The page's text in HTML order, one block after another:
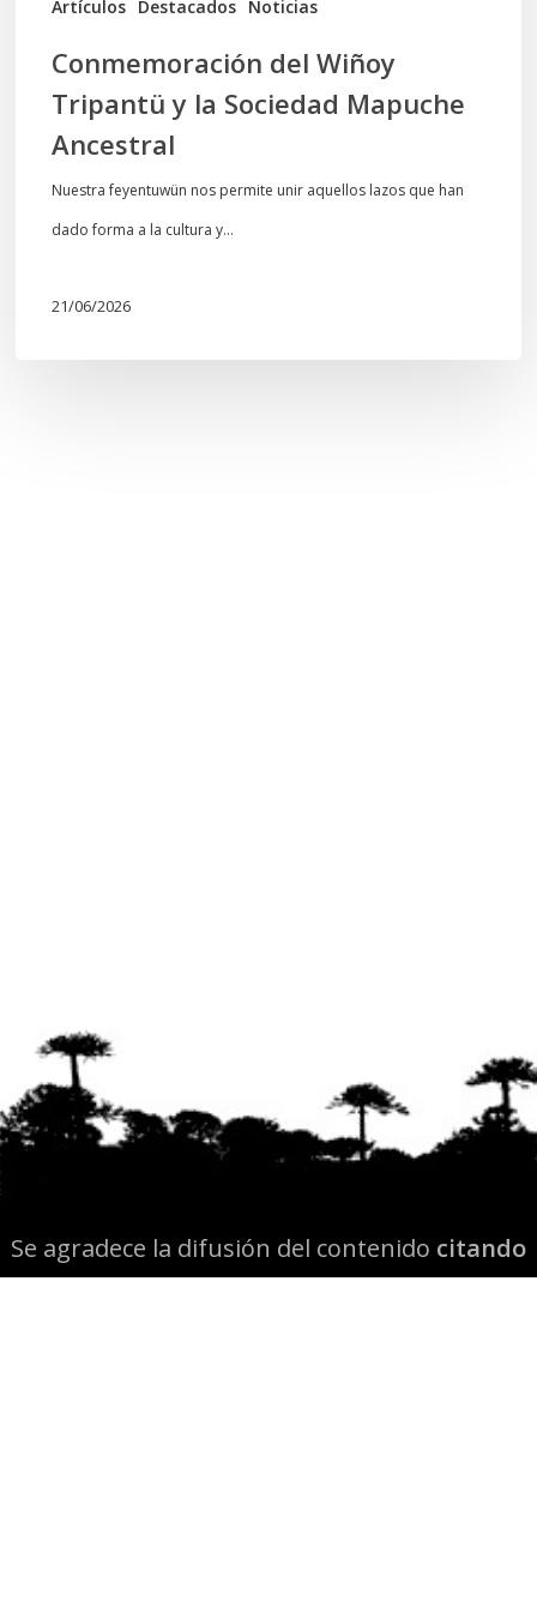
Artículos Destacados Noticias
Conmemoración del Wiñoy
Tripantü y la Sociedad Mapuche
Ancestral
Nuestra feyentuwün nos permite unir aquellos lazos que han
dado forma a la cultura y…
21/06/2026
Se agradece la difusión del contenido citando
la fuente www.mapuexpress.org